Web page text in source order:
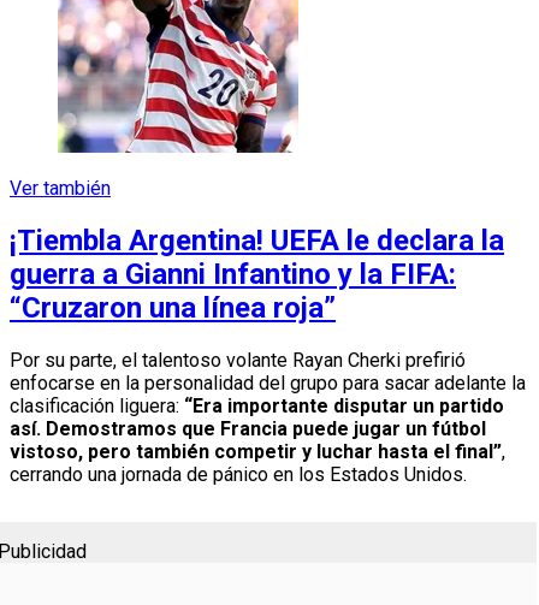
Ver también
¡Tiembla Argentina! UEFA le declara la
guerra a Gianni Infantino y la FIFA:
“Cruzaron una línea roja”
Por su parte, el talentoso volante Rayan Cherki prefirió
enfocarse en la personalidad del grupo para sacar adelante la
clasificación liguera: “Era importante disputar un partido
así. Demostramos que Francia puede jugar un fútbol
vistoso, pero también competir y luchar hasta el final”,
cerrando una jornada de pánico en los Estados Unidos.